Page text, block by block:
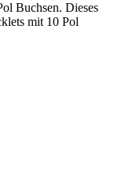
Buchsen. Dieses
mit 10 Pol